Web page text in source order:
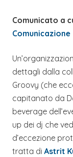
Comunicato a
Comunicazione
dettagli dalla
Groovy (che
capitanato da
beverage
up dei dj che
d’eccezione
tratta di Astrit